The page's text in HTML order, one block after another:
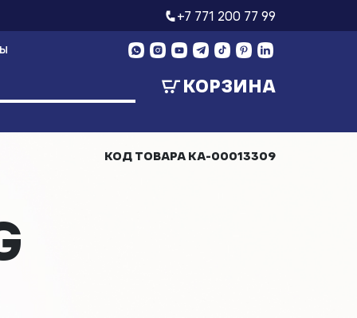
+7 771 200 77 99
КОРЗИНА
КОД ТОВАРА КА-00013309